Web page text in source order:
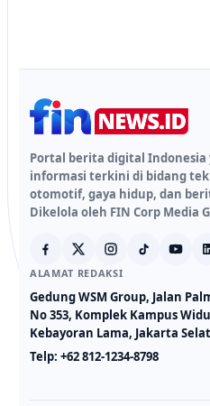
Portal berita digital Indonesia
informasi terkini di bidang
otomotif, gaya hidup, dan
Dikelola oleh FIN Corp Media
ALAMAT REDAKSI
Gedung WSM Group, Jalan
No 353, Komplek Kampus
Kebayoran Lama, Jakarta
Telp: +62 812-1234-8798